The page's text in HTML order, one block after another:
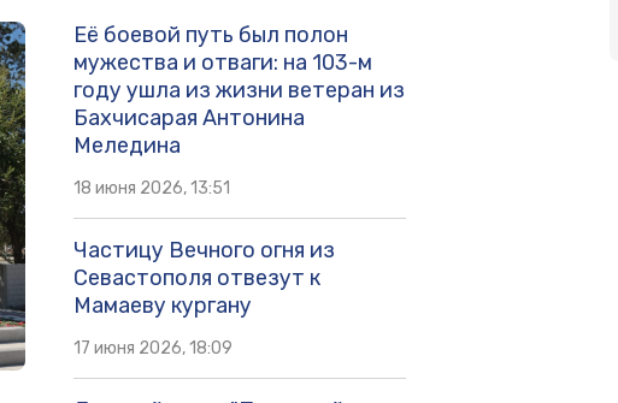
Её боевой путь был полон
мужества и отваги: на 103-м
году ушла из жизни ветеран из
Бахчисарая Антонина
Меледина
18 июня 2026, 13:51
Частицу Вечного огня из
Севастополя отвезут к
Мамаеву кургану
17 июня 2026, 18:09